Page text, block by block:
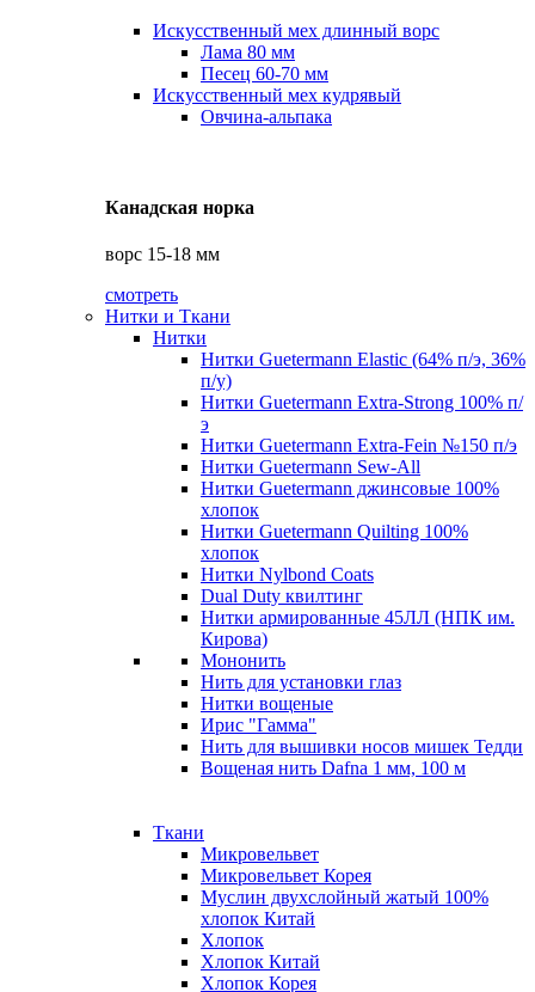
Искусственный мех длинный ворс
Лама 80 мм
Песец 60-70 мм
Искусственный мех кудрявый
Овчина-альпака
Канадская норка
ворс 15-18 мм
смотреть
Нитки и Ткани
Нитки
Нитки Guetermann Elastic (64% п/э, 36%
п/у)
Нитки Guetermann Extra-Strong 100% п/
э
Нитки Guetermann Extra-Fein №150 п/э
Нитки Guetermann Sew-All
Нитки Guetermann джинсовые 100%
хлопок
Нитки Guetermann Quilting 100%
хлопок
Нитки Nylbond Coats
Dual Duty квилтинг
Нитки армированные 45ЛЛ (НПК им.
Кирова)
Мононить
Нить для установки глаз
Нитки вощеные
Ирис "Гамма"
Нить для вышивки носов мишек Тедди
Вощеная нить Dafna 1 мм, 100 м
Ткани
Микровельвет
Микровельвет Корея
Муслин двухслойный жатый 100%
хлопок Китай
Хлопок
Хлопок Китай
Хлопок Корея